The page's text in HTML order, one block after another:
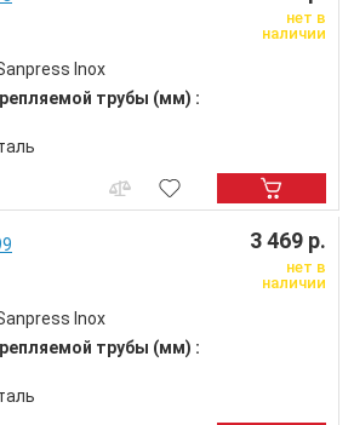
Inox
трубы (мм) :
нет в
наличии
Inox
трубы (мм) :
3 469 р.
нет в
наличии